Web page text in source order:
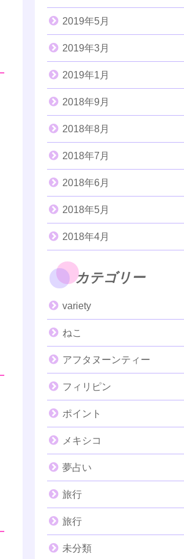
2019年5月
2019年3月
2019年1月
2018年9月
2018年8月
2018年7月
2018年6月
2018年5月
2018年4月
カテゴリー
variety
ねこ
アフタヌーンティー
フィリピン
ポイント
メキシコ
夢占い
旅行
旅行
未分類